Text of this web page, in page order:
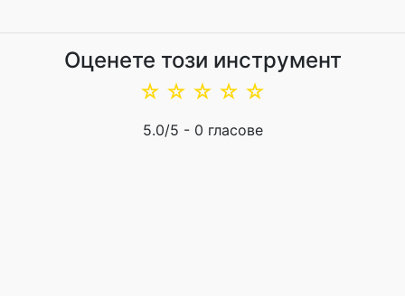
Оценете този инструмент
☆
☆
☆
☆
☆
5.0/5 - 0 гласове